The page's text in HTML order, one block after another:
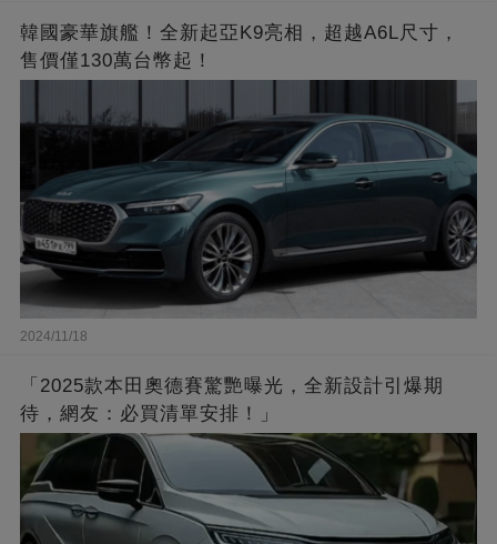
韓國豪華旗艦！全新起亞K9亮相，超越A6L尺寸，
售價僅130萬台幣起！
2024/11/18
「2025款本田奧德賽驚艷曝光，全新設計引爆期
待，網友：必買清單安排！」